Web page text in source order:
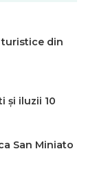
din
și iluzii 10
San Miniato